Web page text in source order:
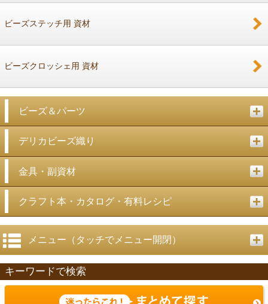
ビーズステッチ用 資材
ビーズクロッシェ用 資材
ビーズ＆パーツ
デリカビーズ織り
金具・副資材
クラフト本・カタログ・有料レシピ
メニュー（タッチでメニュー開閉）
キーワードで検索